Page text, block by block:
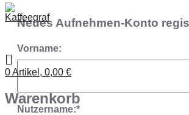
0 Artikel, 0,00 €
Warenkorb
Neues Aufnehmen-Konto
Vorname:
Nutzername:*